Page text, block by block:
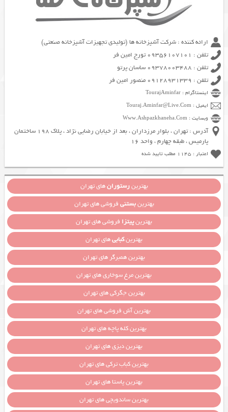
ارائه کننده : شرکت آشپزخانه ها (تولیدی تجهیزات آشپزخانه صنعتی)
تلفن : 09356107101 تورج امین فر
تلفن : 09378003488 ساسان پرتو
تلفن : 09128931339 منصور امین فر
اینستاگرام : TourajAminfar
ایمیل : Touraj.Aminfar@Live.Com
وبسایت : Www.Ashpazkhaneha.Com
آدرس : تهران ، بلوار مرزداران ، بعد از خیابان رضایی نژاد ، پلاک 198 ساختمان
پارمیس ، طبقه چهارم ، واحد 16
اعتبار : 1145 مطلب تایید شده
بهترینرستورانهای تهران
بهترینبستنی فروشی های تهران
بهترینپیتزا فروشی های تهران
بهترینکبابیهای تهران
بهترین همبرگر های تهران
بهترین مرغ سوخاری های تهران
بهترین جگرکی های تهران
بهترین آش فروشی های تهران
بهترین کله پاچه های تهران
بهترین دیزی های تهران
بهترین کباب ترکی های تهران
بهترین پاستا های تهران
بهترین ساندویچی های تهران